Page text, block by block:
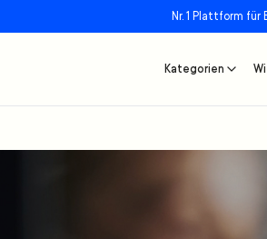
Nr. 1 Plattform
Kategorien